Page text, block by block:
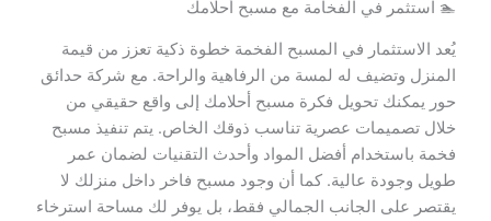
🏊 استثمر في الفخامة مع مسبح أحلامك
يُعد الاستثمار في المسبح الفخمة خطوة ذكية تعزز من قيمة
المنزل وتضيف له لمسة من الرفاهية والراحة. مع شركة حدائق
حور يمكنك تحويل فكرة مسبح أحلامك إلى واقع حقيقي من
خلال تصميمات عصرية تناسب ذوقك الخاص. يتم تنفيذ مسبح
فخمة باستخدام أفضل المواد وأحدث التقنيات لضمان عمر
طويل وجودة عالية. كما أن وجود مسبح فاخر داخل منزلك لا
يقتصر على الجانب الجمالي فقط، بل يوفر لك مساحة استرخاء